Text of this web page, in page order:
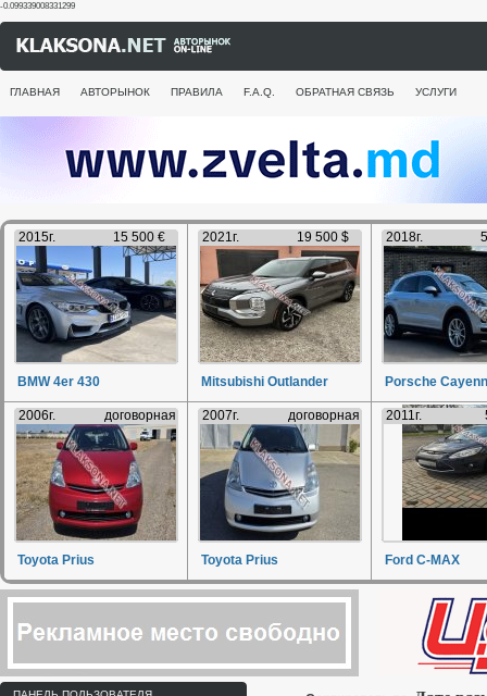
-0.099339008331299
ГЛАВНАЯ АВТОРЫНОК ПРАВИЛА F.A.Q. ОБРАТНАЯ СВЯЗЬ УСЛУГИ
2015г. 15 500 €
BMW 4er 430
2021г. 19 500 $
Mitsubishi Outlander
2018г.
Porsche
2006г. договорная
Toyota Prius
2007г. договорная
Toyota Prius
2011г.
Ford C-MAX